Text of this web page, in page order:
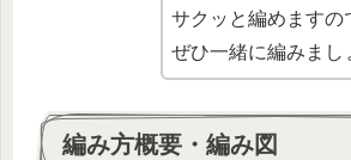
サクッと編めますの
ぜひ一緒に編みまし
編み方概要・編み図